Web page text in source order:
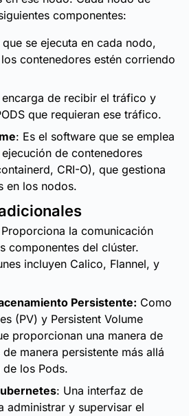
componentes:
se ejecuta en cada nodo,
contenedores estén corriendo
encarga de recibir el tráfico y
que requieran ese tráfico.
: Es el software que se emplea
de contenedores
CRI-O), que gestiona
en los nodos.
la comunicación
componentes del clúster.
incluyen Calico, Flannel, y
Persistente: Como
(PV) y Persistent Volume
proporcionan una manera de
manera persistente más allá
los Pods.
: Una interfaz de
administrar y supervisar el